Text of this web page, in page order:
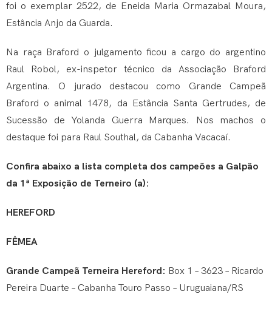
foi o exemplar 2522, de Eneida Maria Ormazabal Moura,
Estância Anjo da Guarda.
Na raça Braford o julgamento ficou a cargo do argentino
Raul Robol, ex-inspetor técnico da Associação Braford
Argentina. O jurado destacou como Grande Campeã
Braford o animal 1478, da Estância Santa Gertrudes, de
Sucessão de Yolanda Guerra Marques. Nos machos o
destaque foi para Raul Southal, da Cabanha Vacacaí.
Confira abaixo a lista completa dos campeões a Galpão
da 1ª Exposição de Terneiro (a):
HEREFORD
FÊMEA
Grande Campeã Terneira Hereford: Box 1 – 3623 – Ricardo
Pereira Duarte – Cabanha Touro Passo – Uruguaiana/RS